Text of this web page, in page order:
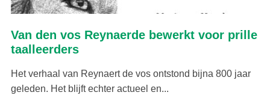
Van den vos Reynaerde bewerkt voor prille
taalleerders
Het verhaal van Reynaert de vos ontstond bijna 800 jaar
geleden. Het blijft echter actueel en...